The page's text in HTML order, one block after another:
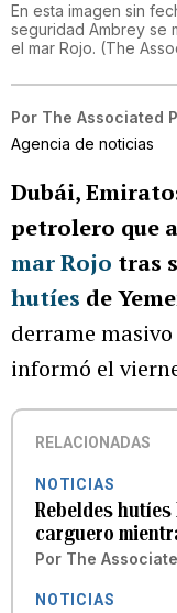
En esta imagen sin
seguridad Ambrey se
el mar Rojo. (The
Por The Associated
Agencia de noticias
Dubái,
petrolero que
mar Rojo tras
hutíes de
derrame
informó el
RELACIONADAS
NOTICIAS
Rebeldes
carguero
Por The
NOTICIAS